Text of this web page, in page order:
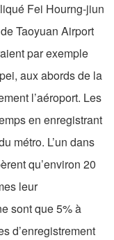
Fei Hourng-jiun
Taoyuan Airport
par exemple
aux abords de la
l’aéroport. Les
en enregistrant
métro. L’un dans
qu’environ 20
leur
sont que 5% à
d’enregistrement